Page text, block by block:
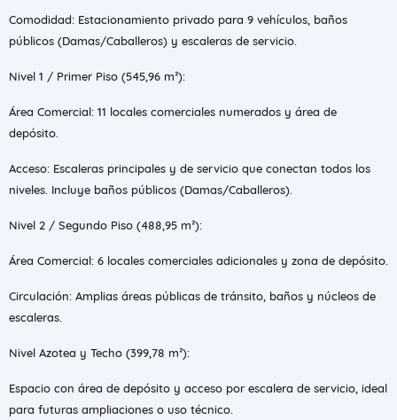
Comodidad: Estacionamiento privado para 9 vehículos, baños
públicos (Damas/Caballeros) y escaleras de servicio.
Nivel 1 / Primer Piso (545,96 m²):
Área Comercial: 11 locales comerciales numerados y área de
depósito.
Acceso: Escaleras principales y de servicio que conectan todos los
niveles. Incluye baños públicos (Damas/Caballeros).
Nivel 2 / Segundo Piso (488,95 m²):
Área Comercial: 6 locales comerciales adicionales y zona de depósito.
Circulación: Amplias áreas públicas de tránsito, baños y núcleos de
escaleras.
Nivel Azotea y Techo (399,78 m²):
Espacio con área de depósito y acceso por escalera de servicio, ideal
para futuras ampliaciones o uso técnico.